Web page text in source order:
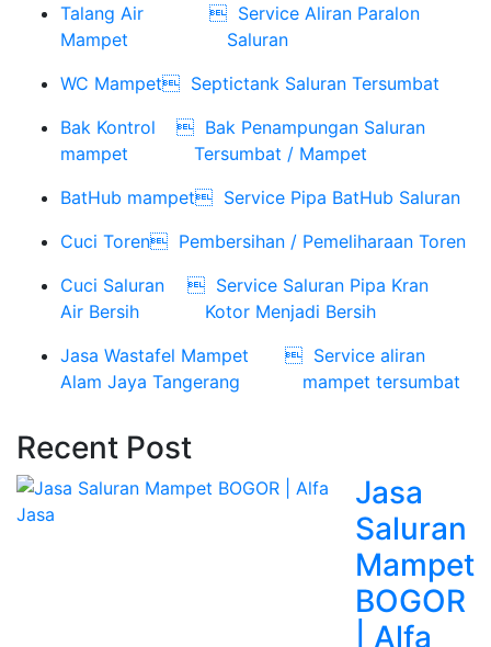
Talang Air
Mampet
 Service Aliran Paralon
Saluran
WC Mampet Septictank Saluran Tersumbat
Bak Kontrol
mampet
Bak Penampungan Saluran
Tersumbat / Mampet
BatHub mampet Service Pipa BatHub Saluran
Cuci Toren Pembersihan / Pemeliharaan Toren
Cuci Saluran
Air Bersih
Service Saluran Pipa Kran
Kotor Menjadi Bersih
Jasa Wastafel Mampet
Alam Jaya Tangerang
 Service aliran
mampet tersumbat
Recent Post
Jasa
Saluran
Mampet
BOGOR
| Alfa